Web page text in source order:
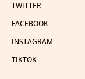
TWITTER
FACEBOOK
INSTAGRAM
TIKTOK